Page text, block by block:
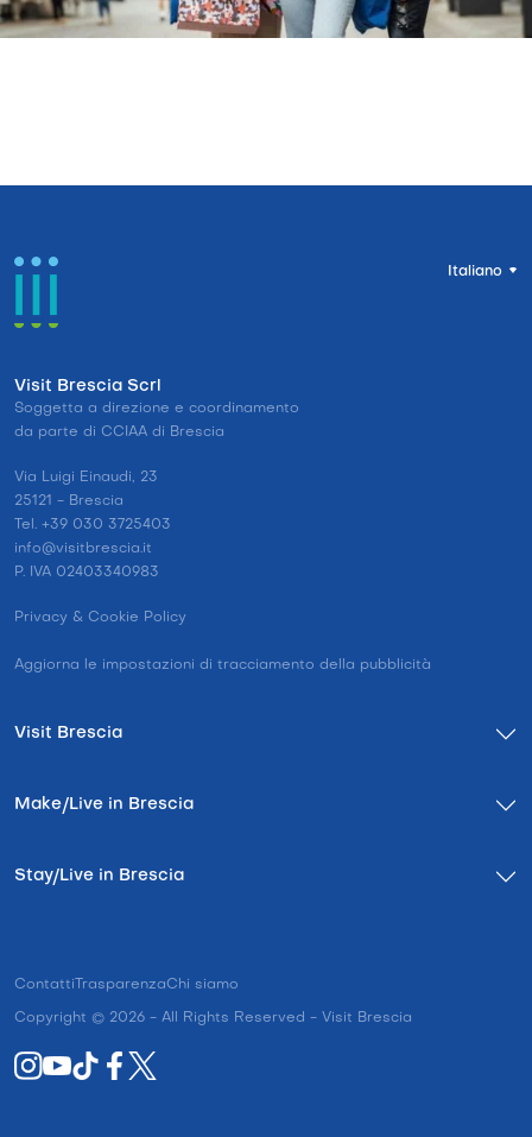
Italiano
Visit Brescia Scrl
Soggetta a direzione e coordinamento
da parte di CCIAA di Brescia
Via Luigi Einaudi, 23
25121 - Brescia
Tel. +39 030 3725403
info@visitbrescia.it
P. IVA 02403340983
Privacy & Cookie Policy
Aggiorna le impostazioni di tracciamento della pubblicità
Visit Brescia
Make/Live in Brescia
Stay/Live in Brescia
Contatti TrasparenzaChi siamo
Copyright © 2026 - All Rights Reserved - Visit Brescia